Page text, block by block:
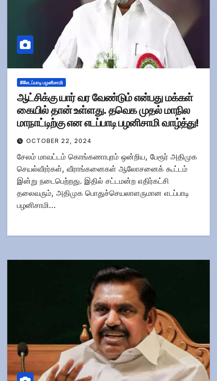
##எடப்பாடி பழனிசாமி
ஆட்சிக்கு யார் வர வேண்டும் என்பது மக்கள்
கையில் தான் உள்ளது. தவெக முதல் மாநில
மாநாட்டிற்கு என எடப்பாடி பழனிசாமி வாழ்த்து!
OCTOBER 22, 2024
சேலம் மாவட்டம் கொங்கணாபுரம் ஒன்றிய, பேரூர் அதிமுக
செயல்வீரர்கள், வீராங்கனைகள் ஆலோசனைக் கூட்டம்
இன்று நடைபெற்றது. இதில் சட்டமன்ற எதிர்கட்சி
தலைவரும், அதிமுக பொதுச்செயலாளருமான எடப்பாடி
பழனிசாமி…